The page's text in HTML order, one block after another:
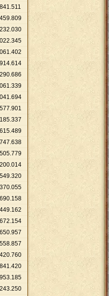
841.511
459.809
232.030
022.345
061.402
914.614
290.686
061.339
041.694
577.901
185.337
615.489
747.638
505.779
200.014
549.320
370.055
690.158
449.162
672.154
650.957
558.857
420.760
841.420
953.185
243.250